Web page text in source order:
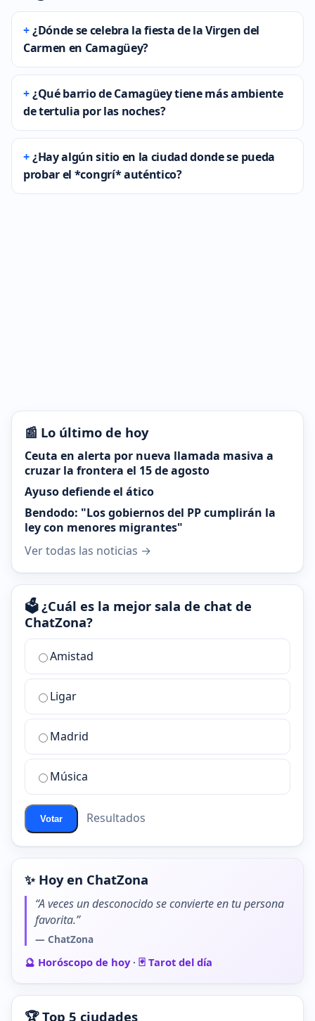
¿Dónde se celebra la fiesta de la Virgen del
Carmen en Camagüey?
¿Qué barrio de Camagüey tiene más ambiente
de tertulia por las noches?
¿Hay algún sitio en la ciudad donde se pueda
probar el *congrí* auténtico?
📰 Lo último de hoy
Ceuta en alerta por nueva llamada masiva a
cruzar la frontera el 15 de agosto
Ayuso defiende el ático
Bendodo: "Los gobiernos del PP cumplirán la
ley con menores migrantes"
Ver todas las noticias →
🗳️ ¿Cuál es la mejor sala de chat de
ChatZona?
¿Cuál
la
mejor
sala
chat
ChatZona?
Amistad
Ligar
Madrid
Música
Votar Resultados
✨ Hoy en ChatZona
“A veces un desconocido se convierte en tu persona
favorita.”
— ChatZona
🔮 Horóscopo de hoy· 🃏 Tarot del día
🏆 Top 5 ciudades